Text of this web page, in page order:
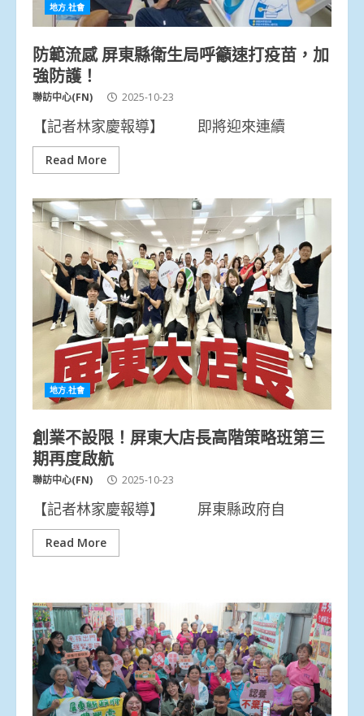
地方.社會
防範流感 屏東縣衛生局呼籲速打疫苗，加
強防護！
聯訪中心(FN) 2025-10-23
【記者林家慶報導】 即將迎來連續
Read More
地方.社會
創業不設限！屏東大店長高階策略班第三
期再度啟航
聯訪中心(FN) 2025-10-23
【記者林家慶報導】 屏東縣政府自
Read More